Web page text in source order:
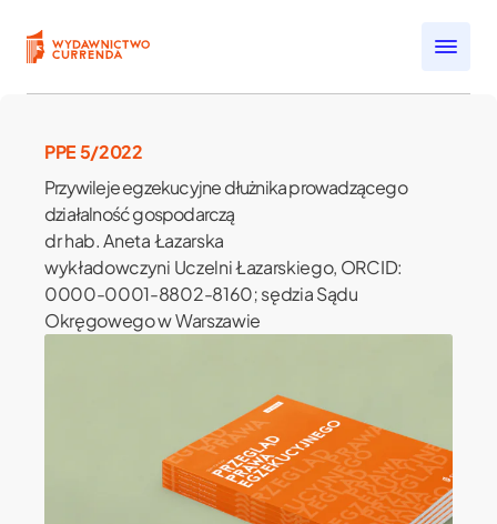
Open submenu
Open submenu
Open submenu
PPE 5/2022
Przywileje egzekucyjne dłużnika prowadzącego
działalność gospodarczą
dr hab. Aneta Łazarska
wykładowczyni Uczelni Łazarskiego, ORCID:
0000-0001-8802-8160; sędzia Sądu
Okręgowego w Warszawie